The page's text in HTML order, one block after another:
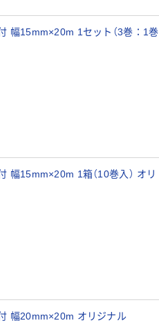
幅15mm×20m 1セット（3巻：1巻
幅15mm×20m 1箱（10巻入） オリ
幅20mm×20m オリジナル